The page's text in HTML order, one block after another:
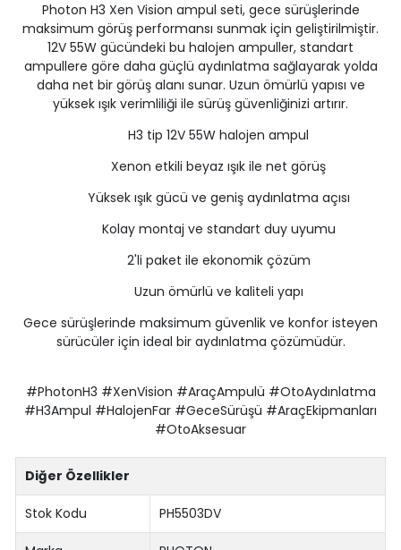
Photon H3 Xen Vision ampul seti, gece sürüşlerinde
maksimum görüş performansı sunmak için geliştirilmiştir.
12V 55W gücündeki bu halojen ampuller, standart
ampullere göre daha güçlü aydınlatma sağlayarak yolda
daha net bir görüş alanı sunar. Uzun ömürlü yapısı ve
yüksek ışık verimliliği ile sürüş güvenliğinizi artırır.
H3 tip 12V 55W halojen ampul
Xenon etkili beyaz ışık ile net görüş
Yüksek ışık gücü ve geniş aydınlatma açısı
Kolay montaj ve standart duy uyumu
2'li paket ile ekonomik çözüm
Uzun ömürlü ve kaliteli yapı
Gece sürüşlerinde maksimum güvenlik ve konfor isteyen
sürücüler için ideal bir aydınlatma çözümüdür.
#PhotonH3 #XenVision #AraçAmpulü #OtoAydınlatma
#H3Ampul #HalojenFar #GeceSürüşü #AraçEkipmanları
#OtoAksesuar
Diğer Özellikler
Stok Kodu PH5503DV